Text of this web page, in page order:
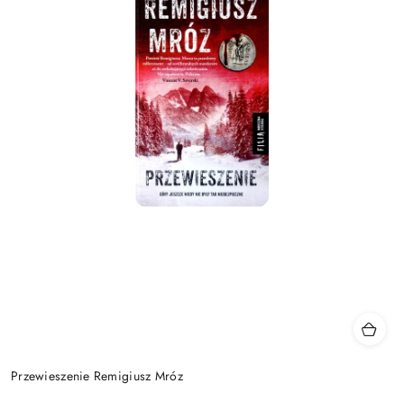
Przewieszenie Remigiusz Mróz